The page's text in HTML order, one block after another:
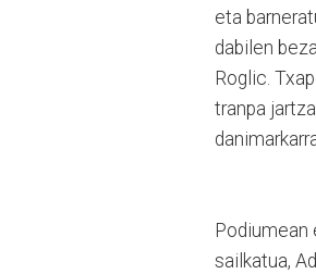
eta
dabilen
Roglic.
tranpa
Podiumean
sailkatua,